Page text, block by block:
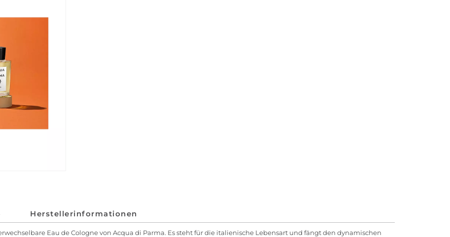
Herstellerinformationen
Eau de Cologne von Acqua di Parma. Es steht für die italienische Lebensart und fängt den dynamischen